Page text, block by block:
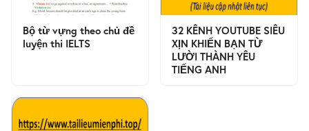
Bộ từ vựng theo chủ đề
luyện thi IELTS
32 KÊNH YOUTUBE SIÊU
XỊN KHIẾN BẠN TỪ
LƯỜI THÀNH YÊU
TIẾNG ANH